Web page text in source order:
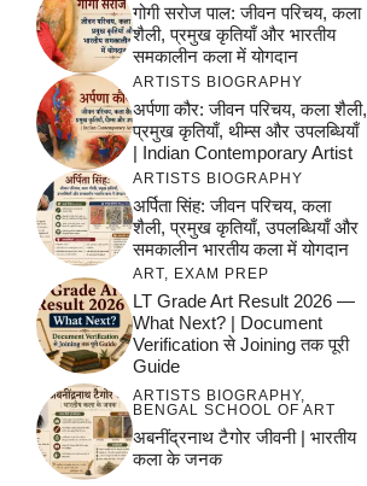
गोगी सरोज पाल: जीवन परिचय, कला
शैली, प्रमुख कृतियाँ और भारतीय
समकालीन कला में योगदान
ARTISTS BIOGRAPHY
अर्पणा कौर: जीवन परिचय, कला शैली,
प्रमुख कृतियाँ, थीम्स और उपलब्धियाँ
| Indian Contemporary Artist
ARTISTS BIOGRAPHY
अर्पिता सिंह: जीवन परिचय, कला
शैली, प्रमुख कृतियाँ, उपलब्धियाँ और
समकालीन भारतीय कला में योगदान
ART, EXAM PREP
LT Grade Art Result 2026 —
What Next? | Document
Verification से Joining तक पूरी
Guide
ARTISTS BIOGRAPHY,
BENGAL SCHOOL OF ART
अबनींद्रनाथ टैगोर जीवनी | भारतीय
कला के जनक